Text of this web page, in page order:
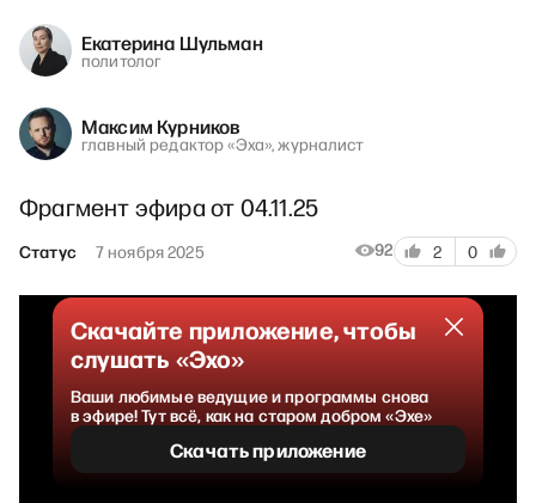
Екатерина Шульман
политолог
Максим Курников
главный редактор «Эха», журналист
Фрагмент эфира от 04.11.25
Статус 7 ноября 2025 92 2 0
Скачайте приложение, чтобы
слушать «Эхо»
Ваши любимые ведущие и программы снова
в эфире! Тут всё, как на старом добром «Эхе»
Скачать приложение